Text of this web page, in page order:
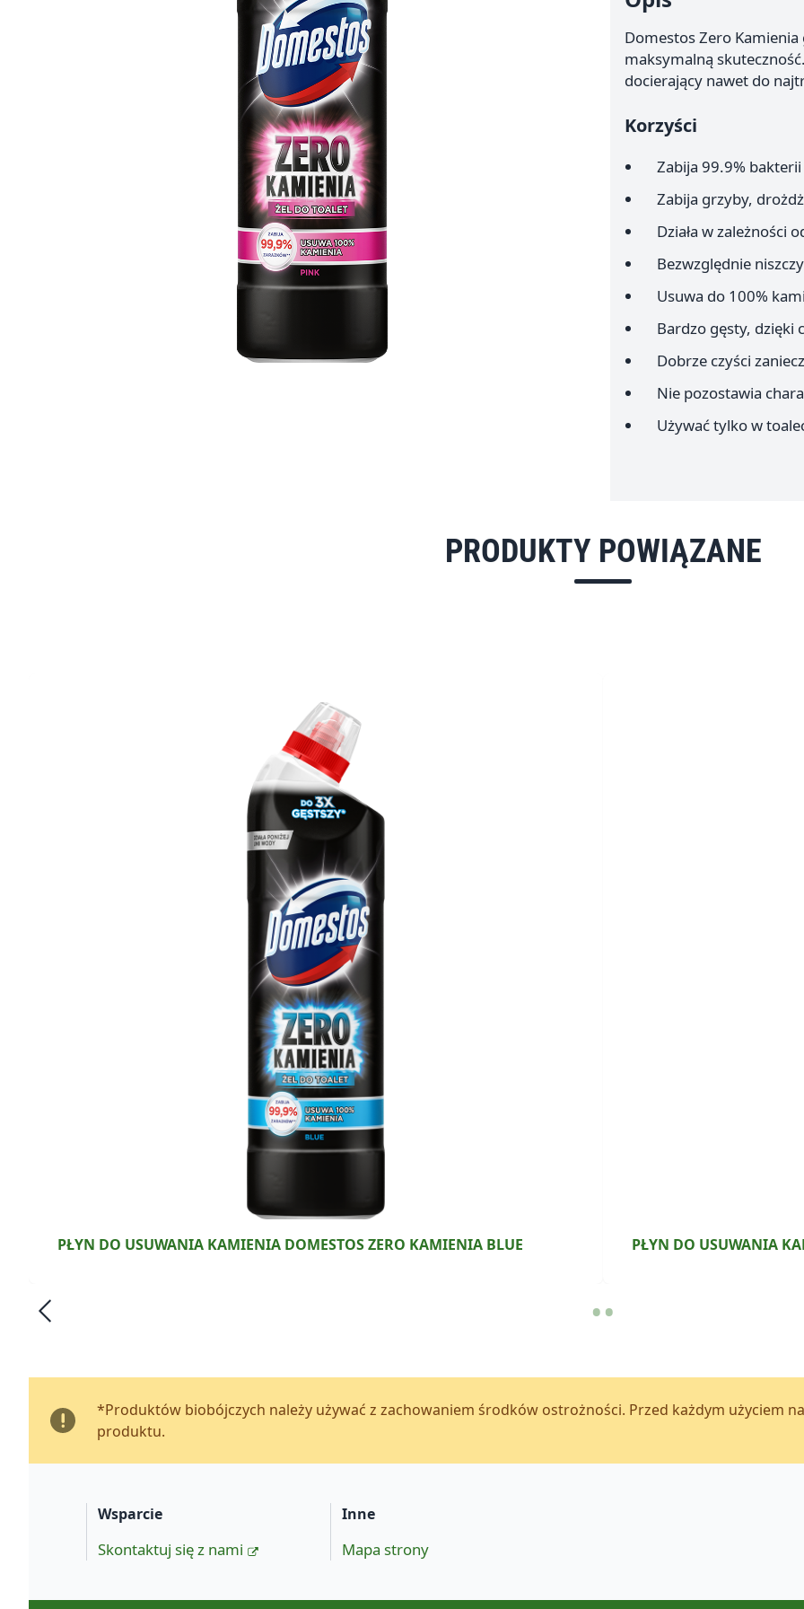
Domestos Zero
maksymalną
docierający nawet do
Korzyści
Zabija 99.9% bakterii
Zabija grzyby,
Działa w zależności
Bezwzględnie
Usuwa do 100%
Bardzo gęsty, dzięki
Dobrze czyści
Nie pozostawia
Używać tylko w
PRODUKTY POWIĄZANE
PŁYN DO USUWANIA KAMIENIA DOMESTOS ZERO KAMIENIA BLUE PŁYN DO USUWANIA
••
*Produktów biobójczych należy używać z zachowaniem środków ostrożności. Przed każdym użyciem
produktu.
Wsparcie
Skontaktuj się z nami
Inne
Mapa strony